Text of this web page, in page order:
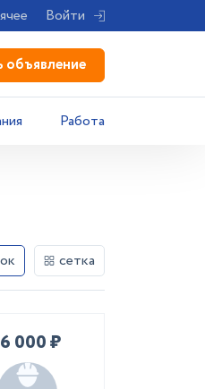
Войти
объявление
Работа
сетка
000 ₽